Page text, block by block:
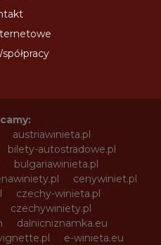
austriawinieta.pl
bilety-autostradowe.pl
bulgariawinieta.pl
cenywiniet.pl
czechy-winieta.pl
czechywiniety.pl
dalnicniznamka.eu
e-winieta.eu